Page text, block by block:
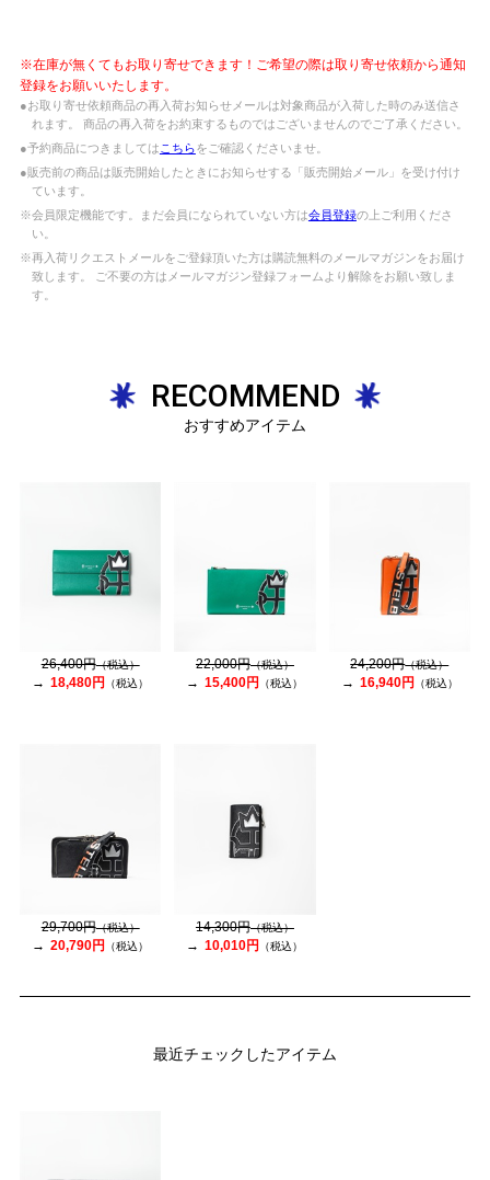
※在庫が無くてもお取り寄せできます！ご希望の際は取り寄せ依頼から通知
登録をお願いいたします。
●お取り寄せ依頼商品の再入荷お知らせメールは対象商品が入荷した時のみ送信さ
れます。 商品の再入荷をお約束するものではございませんのでご了承ください。
●予約商品につきましては こちらをご確認くださいませ。
●販売前の商品は販売開始したときにお知らせする「販売開始メール」を受け付け
ています。
※会員限定機能です。まだ会員になられていない方は会員登録の上ご利用くださ
い。
※再入荷リクエストメールをご登録頂いた方は購読無料のメールマガジンをお届け
致します。 ご不要の方はメールマガジン登録フォームより解除をお願い致しま
す。
RECOMMEND
おすすめアイテム
26,400円（税込）
18,480円 （税込）
22,000円（税込）
15,400円 （税込）
24,200円（税込）
16,940円 （税込）
29,700円（税込）
20,790円 （税込）
14,300円（税込）
10,010円 （税込）
最近チェックしたアイテム